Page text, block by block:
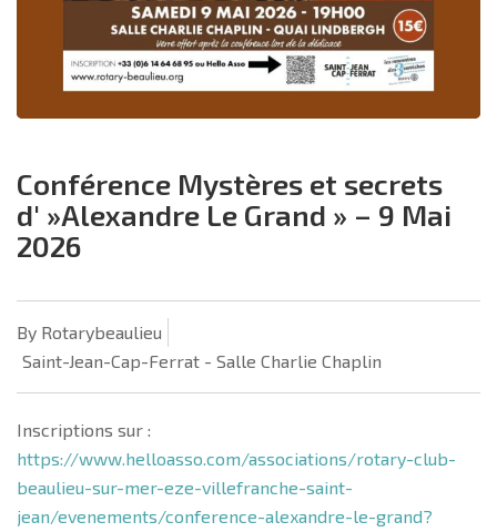
Conférence Mystères et secrets
d' »Alexandre Le Grand » – 9 Mai
2026
By Rotarybeaulieu
Saint-Jean-Cap-Ferrat - Salle Charlie Chaplin
Inscriptions sur :
https://www.helloasso.com/associations/rotary-club-
beaulieu-sur-mer-eze-villefranche-saint-
jean/evenements/conference-alexandre-le-grand?